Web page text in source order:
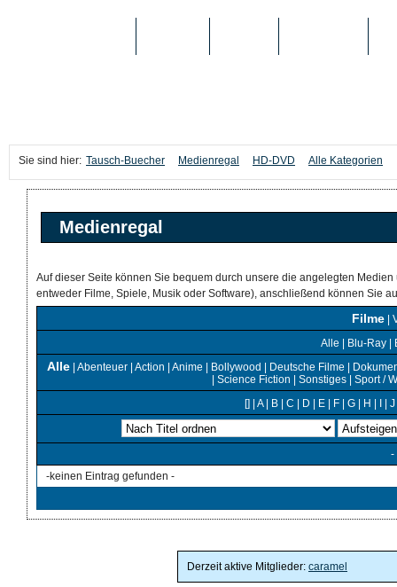
Sie sind hier: Tausch-Buecher Medienregal HD-DVD Alle Kategorien
Medienregal
Auf dieser Seite können Sie bequem durch unsere die angelegten
entweder Filme, Spiele, Musik oder Software), anschließend können Sie
Filme|
Alle
Blu-Ray
Alle Abenteuer Action Anime Bollywood Deutsche Filme
Science Fiction Sonstiges| Sport /
[]
A| B| C D E| F| G| H J
-
-keinen Eintrag gefunden -
Derzeit aktive Mitglieder: caramel